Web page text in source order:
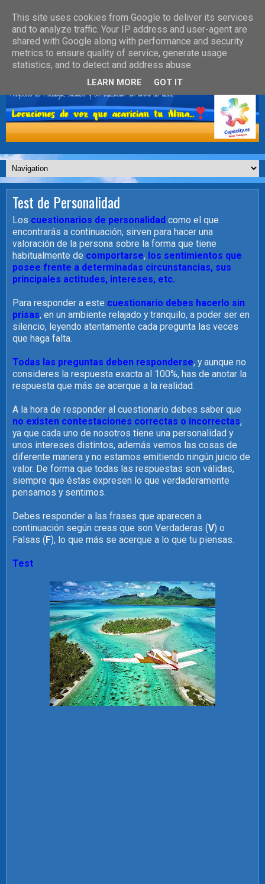
Test de Personalidad
Los cuestionarios de personalidad como el que
encontrarás a continuación, sirven para hacer una
valoración de la persona sobre la forma que tiene
habitualmente de comportarse, los sentimientos que
posee frente a determinadas circunstancias, sus
principales actitudes, intereses, etc.
Para responder a este cuestionario debes hacerlo sin
prisas, en un ambiente relajado y tranquilo, a poder ser en
silencio, leyendo atentamente cada pregunta las veces
que haga falta.
Todas las preguntas deben responderse, y aunque no
consideres la respuesta exacta al 100%, has de anotar la
respuesta que más se acerque a la realidad.
A la hora de responder al cuestionario debes saber que
no existen contestaciones correctas o incorrectas,
ya que cada uno de nosotros tiene una personalidad y
unos intereses distintos, además vemos las cosas de
diferente manera y no estamos emitiendo ningún juicio de
valor. De forma que todas las respuestas son válidas,
siempre que éstas expresen lo que verdaderamente
pensamos y sentimos.
Debes responder a las frases que aparecen a
continuación según creas que son Verdaderas (V) o
Falsas (F), lo que más se acerque a lo que tu piensas.
Test
This site uses cookies from Google to deliver its services
and to analyze traffic. Your IP address and user-agent are
shared with Google along with performance and security
metrics to ensure quality of service, generate usage
statistics, and to detect and address abuse.
LEARN MORE GOT IT